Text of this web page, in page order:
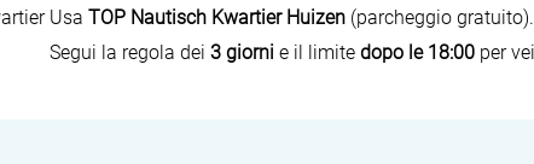
Usa TOP Nautisch Kwartier Huizen (parcheggio gratuito).
Segui la regola dei 3 giorni e il limite dopo le 18:00 per